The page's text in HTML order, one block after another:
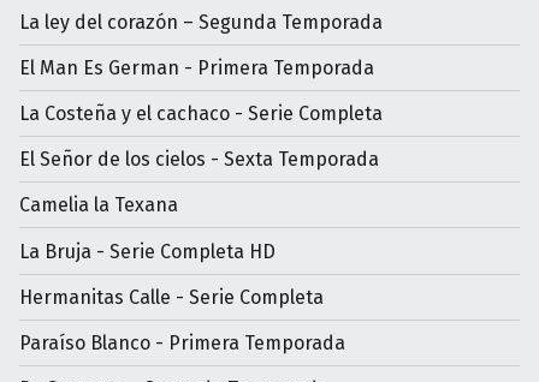
La ley del corazón – Segunda Temporada
El Man Es German - Primera Temporada
La Costeña y el cachaco - Serie Completa
El Señor de los cielos - Sexta Temporada
Camelia la Texana
La Bruja - Serie Completa HD
Hermanitas Calle - Serie Completa
Paraíso Blanco - Primera Temporada